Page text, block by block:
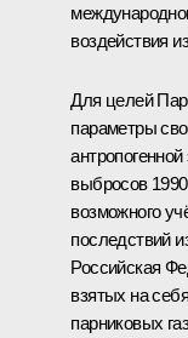
воздействия
Для целей
параметры
выбросов
возможного
последствий
Российская
взятых на
парниковых